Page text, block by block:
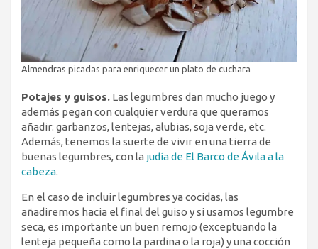
Almendras picadas para enriquecer un plato de cuchara
Potajes y guisos. Las legumbres dan mucho juego y
además pegan con cualquier verdura que queramos
añadir: garbanzos, lentejas, alubias, soja verde, etc.
Además, tenemos la suerte de vivir en una tierra de
buenas legumbres, con la judía de El Barco de Ávila a la
cabeza.
En el caso de incluir legumbres ya cocidas, las
añadiremos hacia el final del guiso y si usamos legumbre
seca, es importante un buen remojo (exceptuando la
lenteja pequeña como la pardina o la roja) y una cocción